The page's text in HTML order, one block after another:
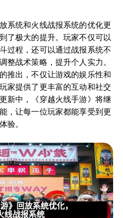
系统和火线战报系统的优化更
了极大的提升。玩家不仅可以
过程，还可以通过战报系统不
整战术策略，提升个人实力。
推出，不仅让游戏的娱乐性和
家提供了更丰富的互动和社交
新中，《穿越火线手游》将继
，让每一位玩家都能享受到更
验。